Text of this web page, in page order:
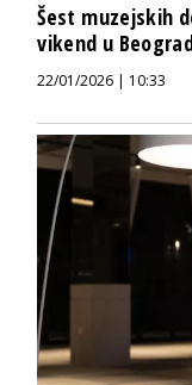
Šest muzejskih
vikend u
22/01/2026 | 10:33